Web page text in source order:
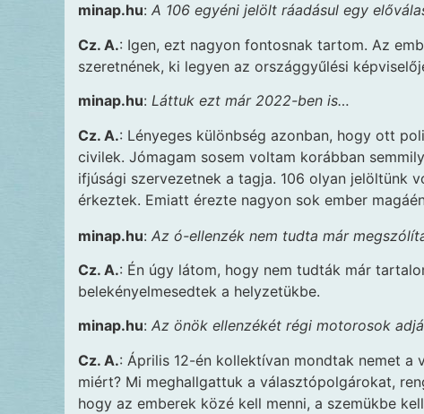
minap.hu: A 106 egyéni jelölt ráadásul egy
Cz. A.: Igen, ezt nagyon fontosnak tartom. Az
szeretnének, ki legyen az országgyűlési
minap.hu: Láttuk ezt már 2022-ben is…
Cz. A.: Lényeges különbség azonban, hogy ott
civilek. Jómagam sosem voltam korábban
ifjúsági szervezetnek a tagja. 106 olyan jelöltünk
érkeztek. Emiatt érezte nagyon sok ember
minap.hu: Az ó-ellenzék nem tudta már
Cz. A.: Én úgy látom, hogy nem tudták már
belekényelmesedtek a helyzetükbe.
minap.hu: Az önök ellenzékét régi motorosok
Cz. A.: Április 12-én kollektívan mondtak nemet
miért? Mi meghallgattuk a választópolgárokat,
hogy az emberek közé kell menni, a szemükbe